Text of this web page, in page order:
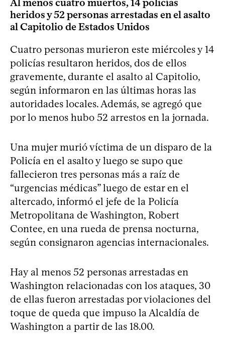
heridos y 52 personas arrestadas en el asalto
al Capitolio de Estados Unidos
Cuatro personas murieron este miércoles y 14
policías resultaron heridos, dos de ellos
gravemente, durante el asalto al Capitolio,
según informaron en las últimas horas las
autoridades locales. Además, se agregó que
por lo menos hubo 52 arrestos en la jornada.
Una mujer murió víctima de un disparo de la
Policía en el asalto y luego se supo que
fallecieron tres personas más a raíz de
“urgencias médicas” luego de estar en el
altercado, informó el jefe de la Policía
Metropolitana de Washington, Robert
Contee, en una rueda de prensa nocturna,
según consignaron agencias internacionales.
Hay al menos 52 personas arrestadas en
Washington relacionadas con los ataques, 30
de ellas fueron arrestadas por violaciones del
toque de queda que impuso la Alcaldía de
Washington a partir de las 18.00.